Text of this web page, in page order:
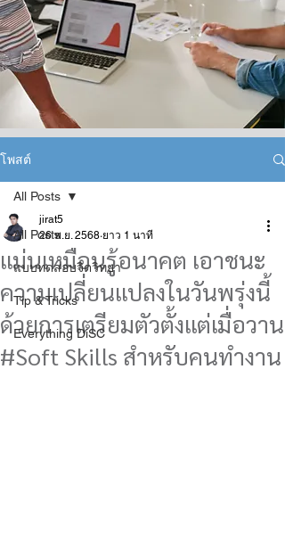
โพสต์
All Posts
แบบทดสอบจิตวิทยา
Tip & Tricks
Everything DiSC
All Posts
แม่นเหมือนรู้อนาคต เอาชนะ
ความเปลี่ยนแปลงในวันพรุ่งนี้
ด้วยการเตรียมตัวตั้งแต่เมื่อวาน
#Soft Skills สำหรับคนทำงาน
jirat5
26 พ.ย. 2568 ยาว 1 นาที